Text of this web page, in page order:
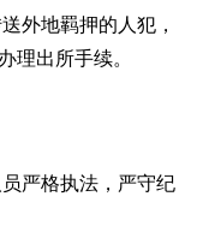
外地羁押的人犯，
理出所手续。
严格执法，严守纪